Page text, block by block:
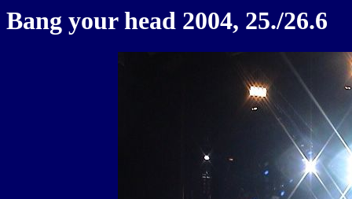
Bang your head 2004, 25./26.6